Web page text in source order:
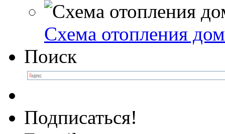
Схема отопления
Поиск
Подписаться!